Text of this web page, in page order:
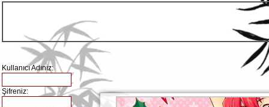
Kullanıcı Adınız:
Şifreniz: